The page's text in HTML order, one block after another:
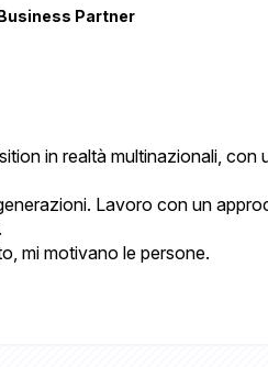
Partner
in realtà multinazionali,
Lavoro con un
mi motivano le persone.